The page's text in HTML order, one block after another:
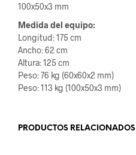
100x50x3 mm
Medida del equipo:
Longitud: 175 cm
Ancho: 62 cm
Altura: 125 cm
Peso: 76 kg (60x60x2 mm)
Peso: 113 kg (100x50x3 mm)
PRODUCTOS RELACIONADOS